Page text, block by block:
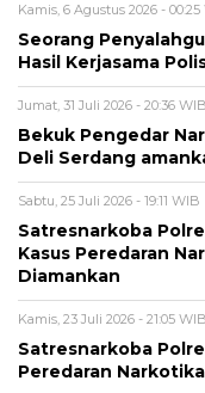
Kamis, 6 Agustus 2026 -
Seorang
Hasil Kerjasama
Jumat, 31 Juli 2026 - 20:36 WIB
Bekuk Pengedar
Deli Serdang
Sabtu, 25 Juli 2026 - 19:11 WIB
Satresnarkoba
Kasus Peredaran
Diamankan
Kamis, 23 Juli 2026 - 21:05 WIB
Satresnarkoba
Peredaran